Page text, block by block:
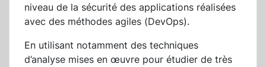
niveau de la sécurité des applications réalisées
avec des méthodes agiles (DevOps).
En utilisant notamment des techniques
d’analyse mises en œuvre pour étudier de très